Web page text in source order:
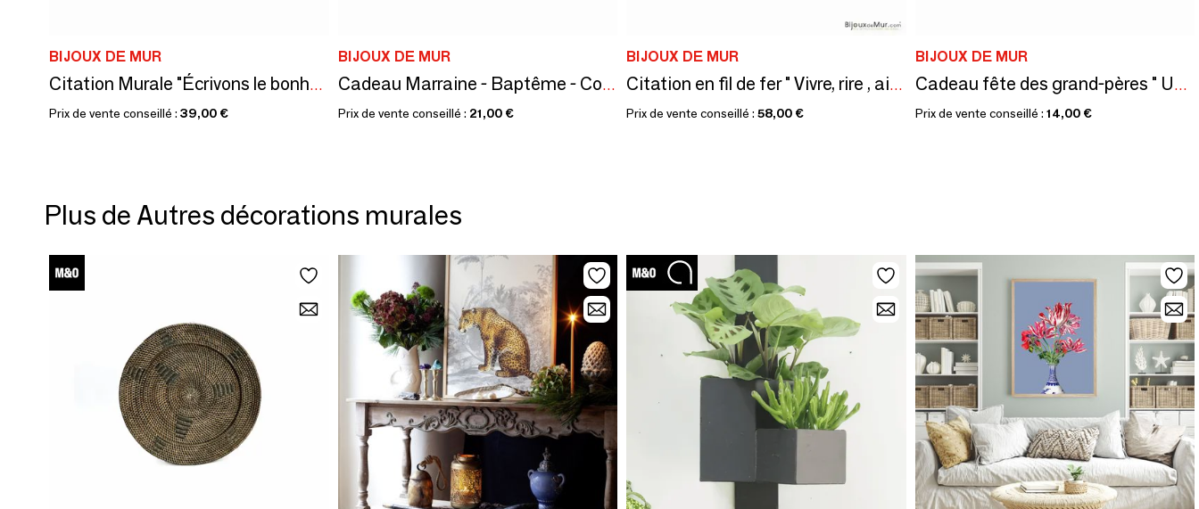
BIJOUX DE MUR
Citation Murale "Écrivons le bonheur jour après jour"
Prix de vente conseillé : 39,00 €
BIJOUX DE MUR
Cadeau Marraine - Baptême - Communion
Prix de vente conseillé : 21,00 €
BIJOUX DE MUR
Citation en fil de fer " Vivre, rire , aimer "
Prix de vente conseillé : 58,00 €
BIJOUX DE MUR
Cadeau fête des grand-pères " Un papi en or "
Prix de vente conseillé : 14,00 €
Plus de Autres décorations murales